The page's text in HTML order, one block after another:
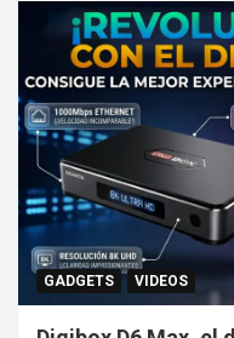
GADGETS VIDEOS